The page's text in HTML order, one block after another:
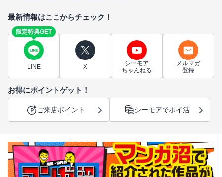
最新情報はここからチェック！
限定特典GET
LINE X
シーモア
ちゃんねる
メルマガ
登録
お得にポイントゲット！
ご来店ポイント シーモアでポイ活